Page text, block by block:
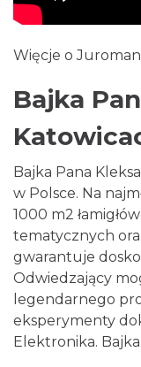
Więcje o
Bajka
Bajka Pana
w Polsce. Na
1000 m2
tematycznych
gwarantuje
Odwiedzający
legendarnego
eksperymenty
Elektronika.